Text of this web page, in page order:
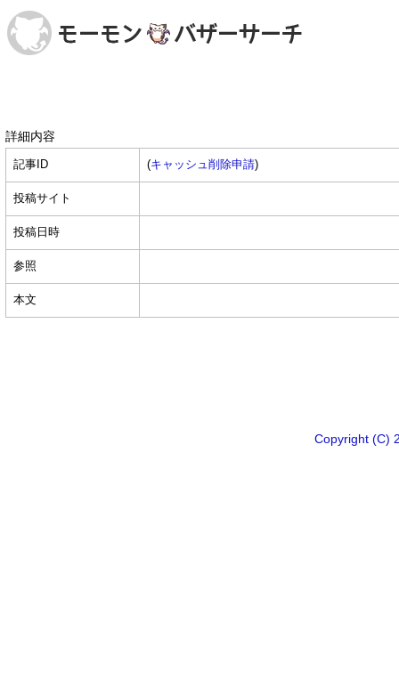
詳細内容
記事ID (キャッシュ削除申請)
投稿サイト
投稿日時
参照
本文
Copyright (C)